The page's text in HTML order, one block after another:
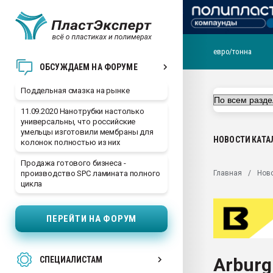
ОБСУЖДАЕМ НА ФОРУМЕ
Поддельная смазка на рынке
11.09.2020 Нанотрубки настолько
универсальны, что российские
умельцы изготовили мембраны для
колонок полностью из них
Продажа готового бизнеса -
производство SPC ламината полного
цикла
ПЕРЕЙТИ НА ФОРУМ
СПЕЦИАЛИСТАМ
ближайшее
Подмосковье, Москва
первый план в
28.07.2026
Всё, что касается
Материал поверхности
Продам отходы
евро/тонна
НОВОСТИ
Главная